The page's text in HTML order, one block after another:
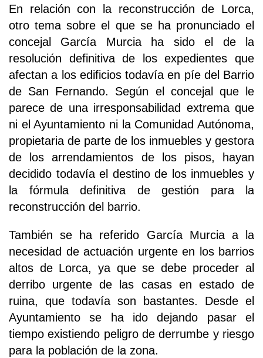
En relación con la reconstrucción de Lorca,
otro tema sobre el que se ha pronunciado el
concejal García Murcia ha sido el de la
resolución definitiva de los expedientes que
afectan a los edificios todavía en píe del Barrio
de San Fernando. Según el concejal que le
parece de una irresponsabilidad extrema que
ni el Ayuntamiento ni la Comunidad Autónoma,
propietaria de parte de los inmuebles y gestora
de los arrendamientos de los pisos, hayan
decidido todavía el destino de los inmuebles y
la fórmula definitiva de gestión para la
reconstrucción del barrio.
También se ha referido García Murcia a la
necesidad de actuación urgente en los barrios
altos de Lorca, ya que se debe proceder al
derribo urgente de las casas en estado de
ruina, que todavía son bastantes. Desde el
Ayuntamiento se ha ido dejando pasar el
tiempo existiendo peligro de derrumbe y riesgo
para la población de la zona.